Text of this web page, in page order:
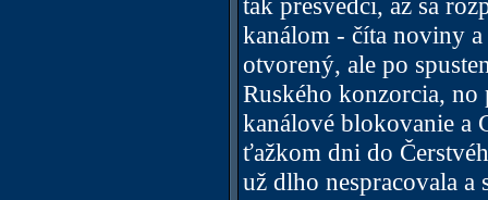
tak presvedčí, až sa
kanálom - číta noviny
otvorený, ale po
Ruského konzorcia,
kanálové blokovanie a
ťažkom dni do
už dlho nespracovala a